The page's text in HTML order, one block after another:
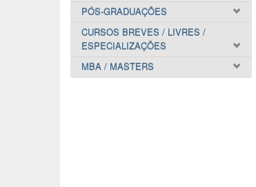
PÓS-GRADUAÇÕES
CURSOS BREVES / LIVRES /
ESPECIALIZAÇÕES
MBA / MASTERS